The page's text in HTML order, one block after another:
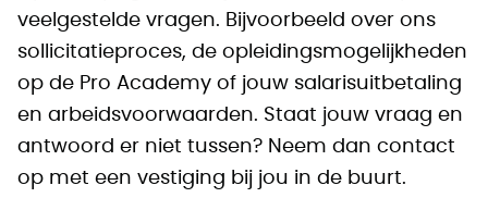
veelgestelde vragen. Bijvoorbeeld over ons
sollicitatieproces, de opleidingsmogelijkheden
op de Pro Academy of jouw salarisuitbetaling
en arbeidsvoorwaarden. Staat jouw vraag en
antwoord er niet tussen? Neem dan contact
op met een vestiging bij jou in de buurt.